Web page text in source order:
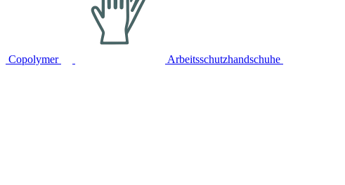
Copolymer Arbeitsschutzhandschuhe